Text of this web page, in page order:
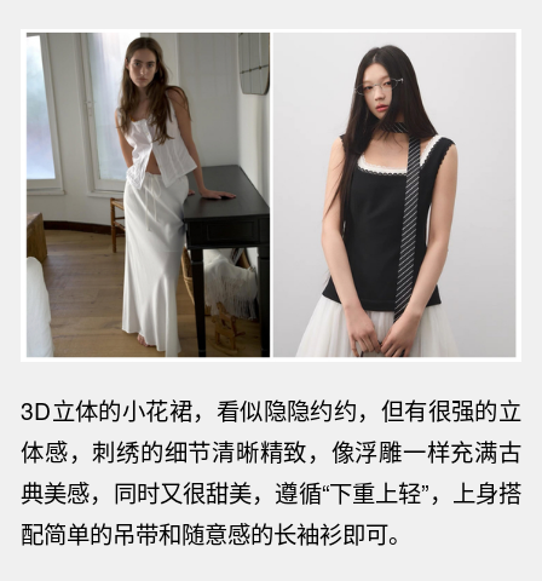
3D立体的小花裙，看似隐隐约约，但有很强的立
体感，刺绣的细节清晰精致，像浮雕一样充满古
典美感，同时又很甜美，遵循“下重上轻”，上身搭
配简单的吊带和随意感的长袖衫即可。